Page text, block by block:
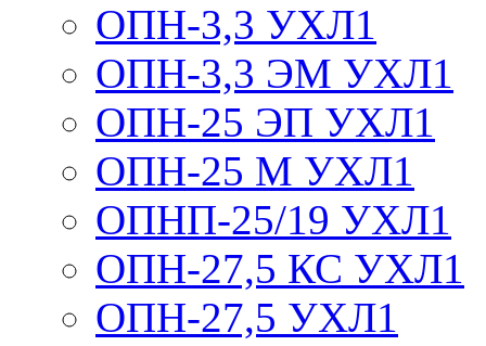
ОПН-3,3 УХЛ1
ОПН-3,3 ЭМ УХЛ1
ОПН-25 ЭП УХЛ1
ОПН-25 М УХЛ1
ОПНП-25/19 УХЛ1
ОПН-27,5 КС УХЛ1
ОПН-27,5 УХЛ1